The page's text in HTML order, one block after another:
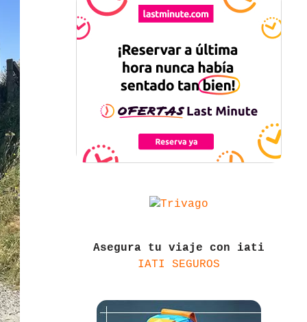
Asegura tu viaje con iati
IATI SEGUROS